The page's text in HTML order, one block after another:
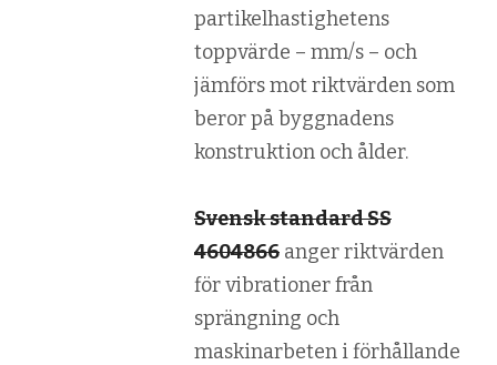
partikelhastighetens
toppvärde – mm/s – och
jämförs mot riktvärden som
beror på byggnadens
konstruktion och ålder.
Svensk standard SS
4604866 anger riktvärden
för vibrationer från
sprängning och
maskinarbeten i förhållande